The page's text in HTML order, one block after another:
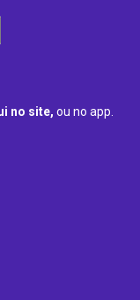
no site, ou no app.